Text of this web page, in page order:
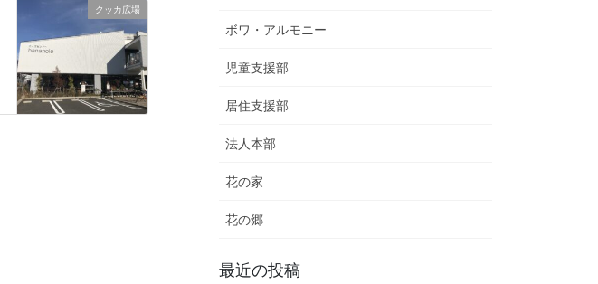
クッカ広場
ボワ・アルモニー
児童支援部
居住支援部
法人本部
花の家
花の郷
最近の投稿